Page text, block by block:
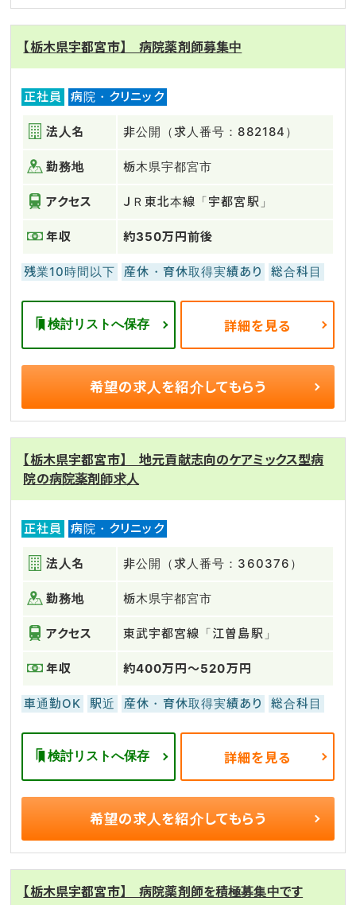
【栃木県宇都宮市】 病院薬剤師募集中
正社員 病院・クリニック
法人名 非公開（求人番号：882184）
勤務地 栃木県宇都宮市
アクセス ＪＲ東北本線「宇都宮駅」
年収 約350万円前後
残業10時間以下 産休・育休取得実績あり 総合科目
検討リストへ保存 詳細を見る
希望の求人を紹介してもらう
【栃木県宇都宮市】 地元貢献志向のケアミックス型病
院の病院薬剤師求人
正社員 病院・クリニック
法人名 非公開（求人番号：360376）
勤務地 栃木県宇都宮市
アクセス 東武宇都宮線「江曽島駅」
年収 約400万円～520万円
車通勤OK 駅近 産休・育休取得実績あり 総合科目
検討リストへ保存 詳細を見る
希望の求人を紹介してもらう
【栃木県宇都宮市】 病院薬剤師を積極募集中です